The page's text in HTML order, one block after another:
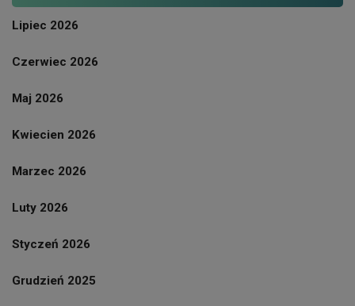
Lipiec 2026
Czerwiec 2026
Maj 2026
Kwiecien 2026
Marzec 2026
Luty 2026
Styczeń 2026
Grudzień 2025